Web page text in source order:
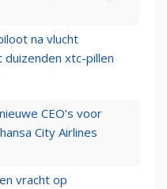
na vlucht
duizenden xtc-pillen
CEO’s voor
City Airlines
vracht op